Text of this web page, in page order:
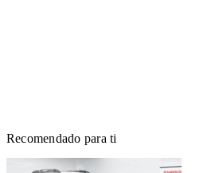
Recomendado para ti